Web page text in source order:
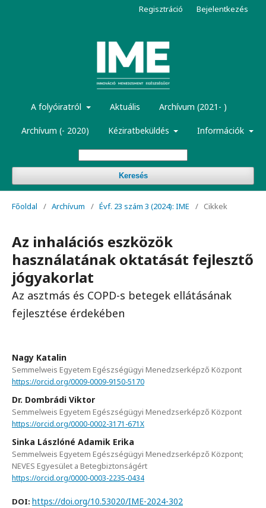
A folyóiratról Aktuális Archívum (2021- )
Archívum (- 2020) Kéziratbeküldés Információk
Keresés
Regisztráció Bejelentkezés
Főoldal / Archívum / Évf. 23 szám 3 (2024): IME / Cikkek
Az inhalációs eszközök
használatának oktatását fejlesztő
jógyakorlat
Az asztmás és COPD-s betegek ellátásának
fejlesztése érdekében
Nagy Katalin
Semmelweis Egyetem Egészségügyi Menedzserképző Központ
https://orcid.org/0009-0009-9150-5170
Dr. Dombrádi Viktor
Semmelweis Egyetem Egészségügyi Menedzserképző Központ
https://orcid.org/0000-0002-3171-671X
Sinka Lászlóné Adamik Erika
Semmelweis Egyetem Egészségügyi Menedzserképző Központ;
NEVES Egyesület a Betegbiztonságért
https://orcid.org/0000-0003-2235-0434
DOI: https://doi.org/10.53020/IME-2024-302